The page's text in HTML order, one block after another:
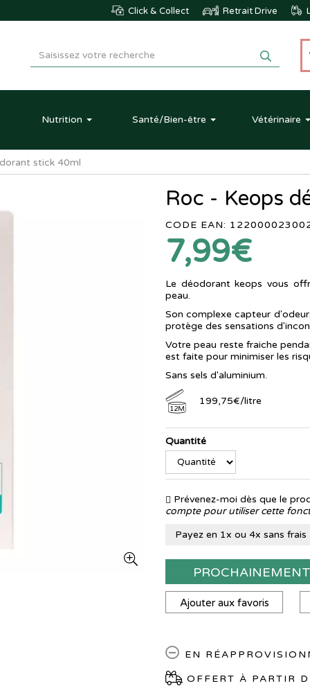
Click & Collect Retrait Drive
Nutrition Santé/Bien-être Vétérinaire
stick 40ml
Roc - Keops
CODE EAN:
7,99€
Le déodorant keops vous
peau.
Son complexe capteur
protège des sensations
Votre peau reste fraiche
est faite pour minimiser les
Sans sels d'aluminium.
12M
199,75€/litre
Quantité
Prévenez-moi dès que le
compte pour utiliser cette
Payez en 1x ou 4x sans frais
PROCHAINEMENT
Ajouter aux favoris
EN
OFFERT À PARTIR